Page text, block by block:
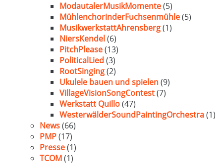
ModautalerMusikMomente(5)
MühlenchorinderFuchsenmühle(5)
MusikwerkstattAhrensberg(1)
NiersKendel(6)
PitchPlease(13)
PoliticalLied (3)
RootSinging(2)
Ukulele bauen und spielen(9)
VillageVisionSongContest(7)
Werkstatt Quillo(47)
WesterwälderSoundPaintingOrchestra(1)
News(66)
PMP(17)
Presse(1)
TCOM(1)